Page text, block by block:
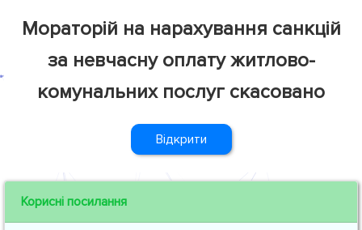
Мораторій на нарахування санкцій
за невчасну оплату житлово-
комунальних послуг скасовано
Відкрити
Корисні посилання